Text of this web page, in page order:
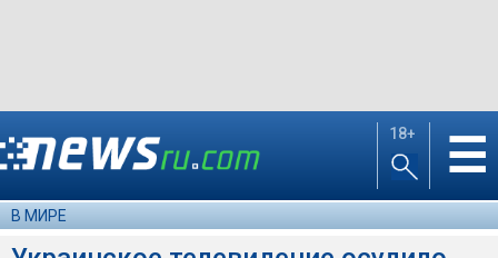
18+ ☰
В МИРЕ